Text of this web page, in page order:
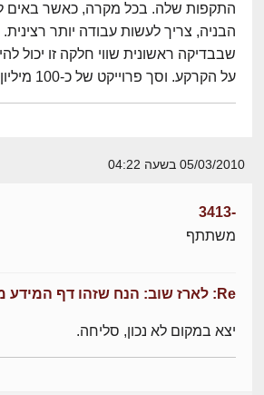
התקפות שלה. בכל מקרה, כאשר באים
הבניה, צריך לעשות עבודה יותר
על הקרקע. וסך פרוייקט של כ-100 מיליון.
05/03/2010 בשעה 04:22
-3413
משתתף
Re: לארז שוב: הנח שזהו דף המידע מצ
יצא במקום לא נכון, סליחה.